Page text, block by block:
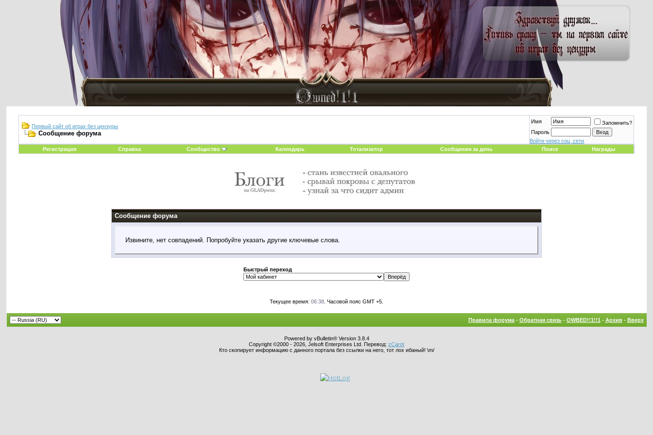
Первый сайт об играх без цензуры
Сообщение форума
Имя
Запомнить?
Пароль
Войти через соц. сети
Регистрация
Справка Сообщество Календарь Тотализатор Сообщения за день Поиск Награды
Сообщение форума
Извините, нет совпадений. Попробуйте указать другие ключевые слова.
Быстрый переход
Текущее время: 06:38. Часовой пояс GMT +5.
Правила форума- Обратная связь- OWBED!!1!!1 - Архив- Вверх
Powered by vBulletin® Version 3.8.4
Copyright ©2000 - 2026, Jelsoft Enterprises Ltd. Перевод: zCarot
Кто скопирует информацию с данного портала без ссылки на него, тот лох ибаный! \m/